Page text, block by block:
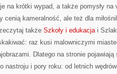
na krótki wypad, a także pomysły na
cenią kameralność, ale też dla
także Szkoły i edukacjai
raz kusi malowniczymi
Dlatego na stronie
nastroju i pory roku: od letnich